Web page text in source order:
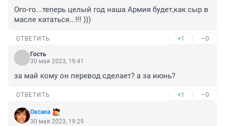
Ого-го...теперь целый год наша Армия будет,как сыр в
масле кататься...!!! )))
ОТВЕТИТЬ +1 –0
Гость
30 мая 2023, 19:41
за май кому он перевод сделает? а за июнь?
ОТВЕТИТЬ +1 –0
Oксана
30 мая 2023, 19:29